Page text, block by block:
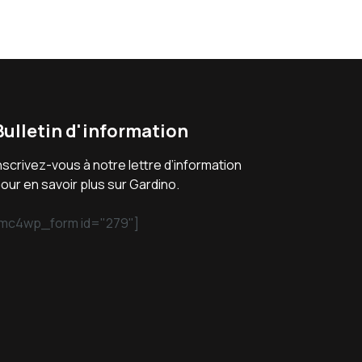
d'information
vous à notre lettre d’information
en savoir plus sur Gardino.
id="279"]